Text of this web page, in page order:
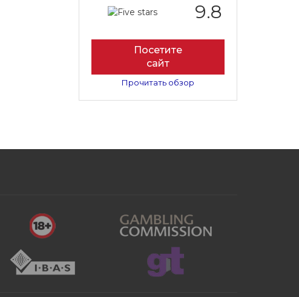
9.8
Посетите
сайт
Прочитать обзор